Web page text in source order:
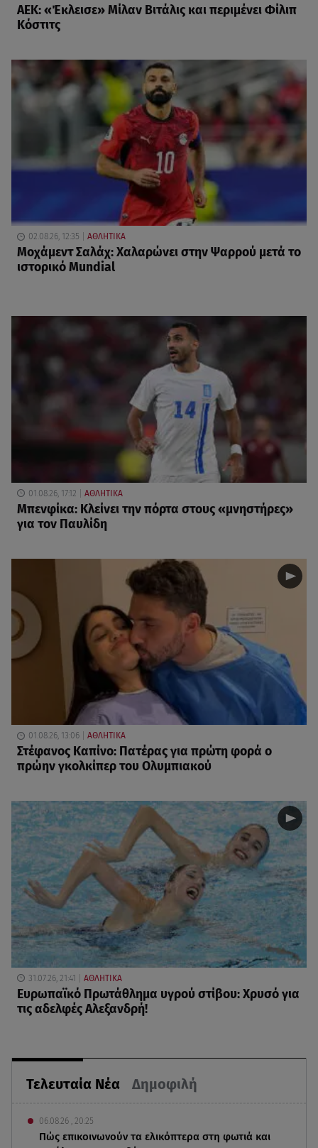
Τελευταία Νέα Δημοφιλή
06.08.26 , 20:25
Πώς επικοινωνούν τα ελικόπτερα στη φωτιά και
ΑΕΚ: «Έκλεισε» Μίλαν Βιτάλις και περιμένει Φίλιπ
Κόστιτς
02.08.26, 12:35 ΑΘΛΗΤΙΚΑ
Μοχάμεντ Σαλάχ: Χαλαρώνει στην Ψαρρού μετά το
ιστορικό Mundial
01.08.26, 17:12 ΑΘΛΗΤΙΚΑ
Μπενφίκα: Κλείνει την πόρτα στους «μνηστήρες»
για τον Παυλίδη
01.08.26, 13:06 ΑΘΛΗΤΙΚΑ
Στέφανος Καπίνο: Πατέρας για πρώτη φορά ο
πρώην γκολκίπερ του Ολυμπιακού
31.07.26, 21:41 ΑΘΛΗΤΙΚΑ
Ευρωπαϊκό Πρωτάθλημα υγρού στίβου: Χρυσό για
τις αδελφές Αλεξανδρή!